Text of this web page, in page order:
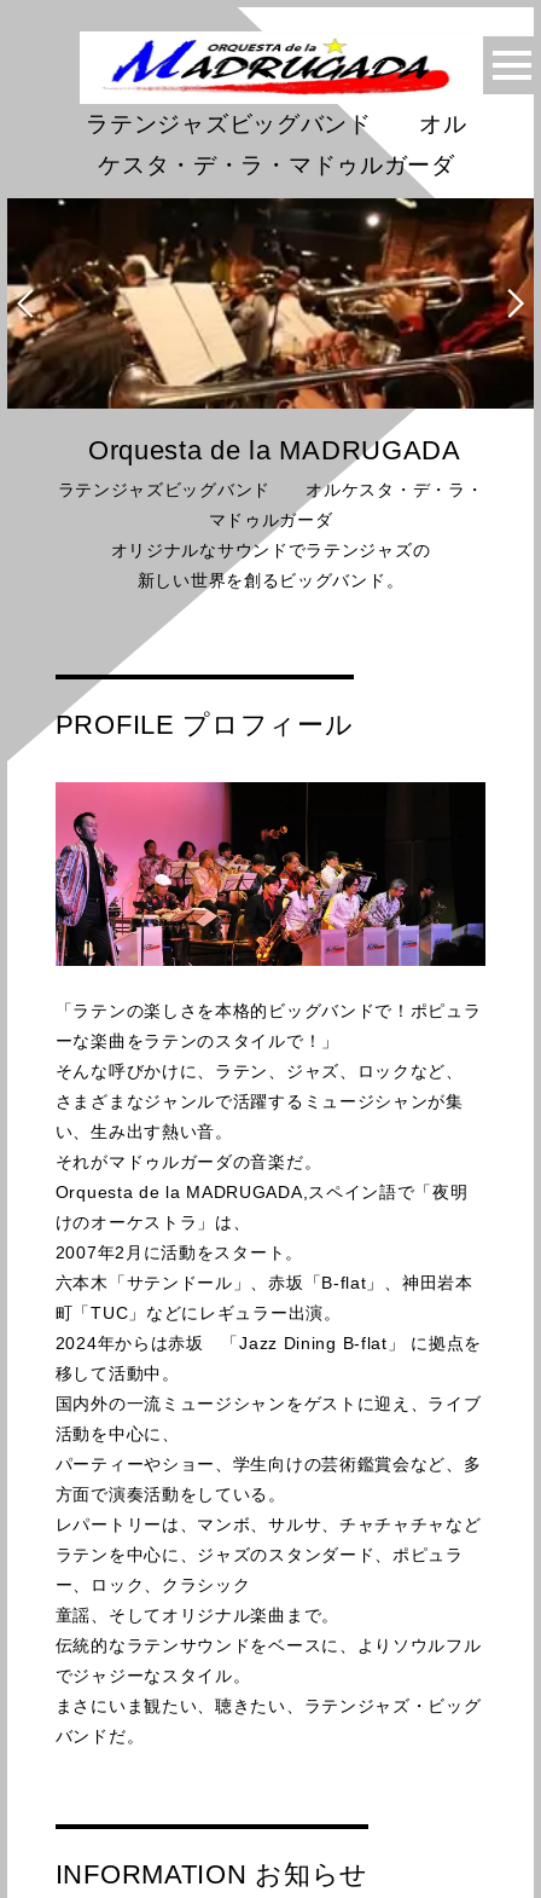
ラテンジャズビッグバンド オル
ケスタ・デ・ラ・マドゥルガーダ
Orquesta de la MADRUGADA
ラテンジャズビッグバンド オルケスタ・デ・ラ・
マドゥルガーダ
オリジナルなサウンドでラテンジャズの
新しい世界を創るビッグバンド。
PROFILE プロフィール
「ラテンの楽しさを本格的ビッグバンドで！ポピュラ
ーな楽曲をラテンのスタイルで！」
そんな呼びかけに、ラテン、ジャズ、ロックなど、
さまざまなジャンルで活躍するミュージシャンが集
い、生み出す熱い音。
それがマドゥルガーダの音楽だ。
Orquesta de la MADRUGADA,スペイン語で「夜明
けのオーケストラ」は、
2007年2月に活動をスタート。
六本木「サテンドール」、赤坂「B-flat」、神田岩本
町「TUC」などにレギュラー出演。
2024年からは赤坂 「Jazz Dining B-flat」 に拠点を
移して活動中。
国内外の一流ミュージシャンをゲストに迎え、ライブ
活動を中心に、
パーティーやショー、学生向けの芸術鑑賞会など、多
方面で演奏活動をしている。
レパートリーは、マンボ、サルサ、チャチャチャなど
ラテンを中心に、ジャズのスタンダード、ポピュラ
ー、ロック、クラシック
童謡、そしてオリジナル楽曲まで。
伝統的なラテンサウンドをベースに、よりソウルフル
でジャジーなスタイル。
まさにいま観たい、聴きたい、ラテンジャズ・ビッグ
バンドだ。
INFORMATION お知らせ